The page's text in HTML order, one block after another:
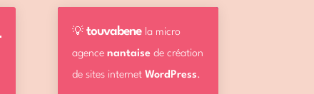
💡touvabenela micro
agencenantaise de création
de sites internetWordPress.